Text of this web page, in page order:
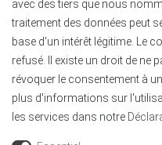
avec des tiers que nous
traitement des données peut
base d'un intérêt légitime. Le
refusé. Il existe un droit de ne
révoquer le consentement à
plus d'informations sur
les services dans notre
Vérifié par
Nous
Trustami, en
protection des